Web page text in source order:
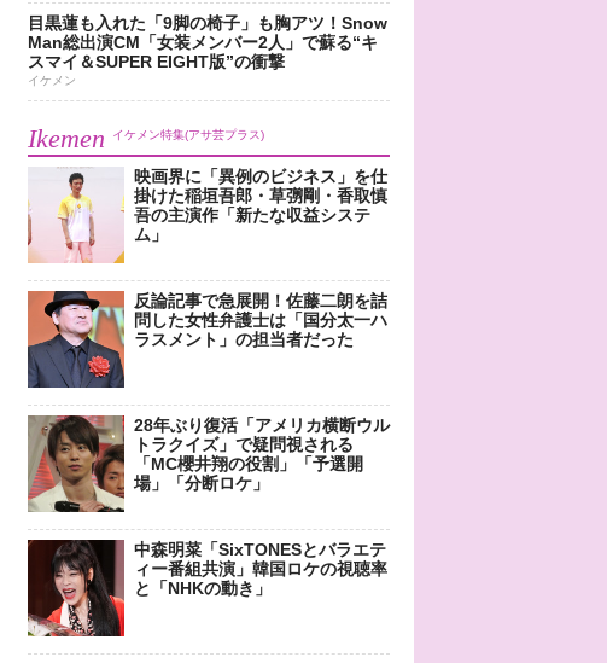
目黒蓮も入れた「9脚の椅子」も胸アツ！Snow
Man総出演CM「女装メンバー2人」で蘇る“キ
スマイ＆SUPER EIGHT版”の衝撃
イケメン
Ikemen イケメン特集(アサ芸プラス)
映画界に「異例のビジネス」を仕
掛けた稲垣吾郎・草彅剛・香取慎
吾の主演作「新たな収益システ
ム」
反論記事で急展開！佐藤二朗を詰
問した女性弁護士は「国分太一ハ
ラスメント」の担当者だった
28年ぶり復活「アメリカ横断ウル
トラクイズ」で疑問視される
「MC櫻井翔の役割」「予選開
場」「分断ロケ」
中森明菜「SixTONESとバラエテ
ィー番組共演」韓国ロケの視聴率
と「NHKの動き」